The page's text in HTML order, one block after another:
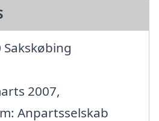
Sakskøbing
2007,
Anpartsselskab